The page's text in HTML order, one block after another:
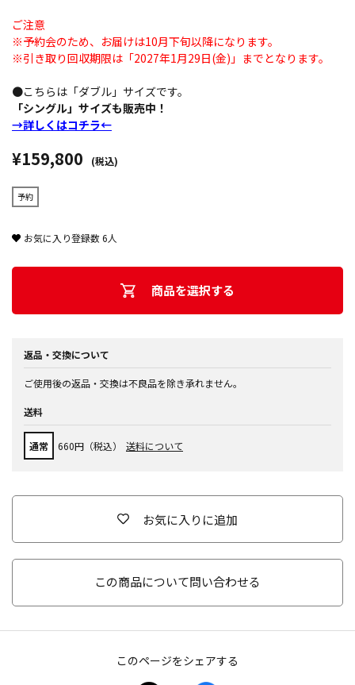
ご注意
※予約会のため、お届けは10月下旬以降になります。
※引き取り回収期限は「2027年1月29日(金)」までとなります。
●こちらは「ダブル」サイズです。
「シングル」サイズも販売中！
→詳しくはコチラ←
¥159,800 (税込)
予約
お気に入り登録数6人
商品を選択する
返品・交換について
ご使用後の返品・交換は不良品を除き承れません。
送料
通常 660円（税込） 送料について
お気に入りに追加
この商品について問い合わせる
このページをシェアする